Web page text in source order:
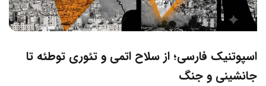
اسپوتنیک فارسی؛ از سلاح اتمی و تئوری توطئه تا
جانشینی و جنگ